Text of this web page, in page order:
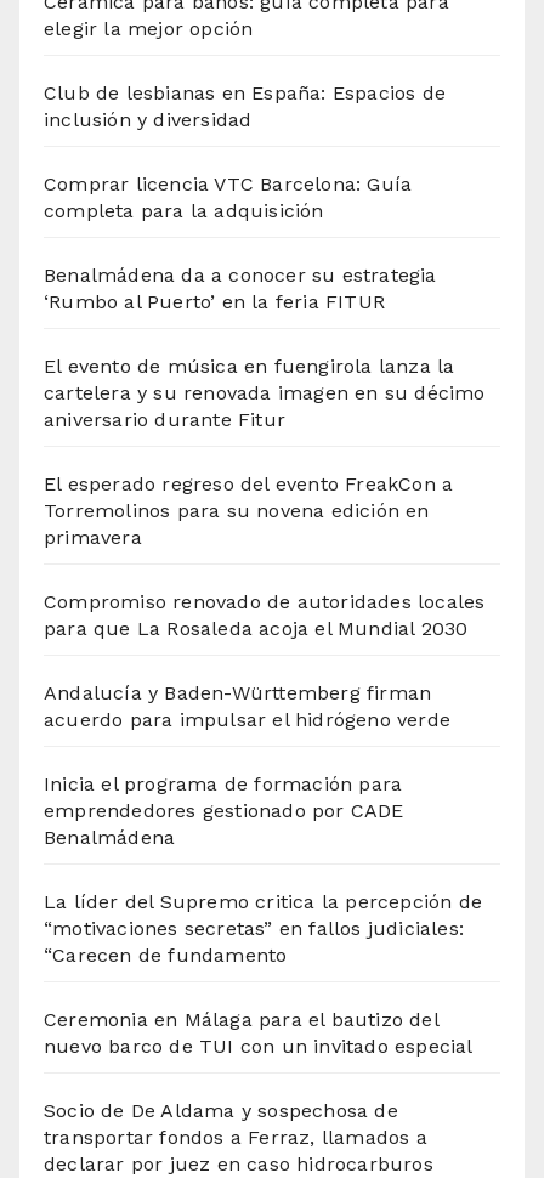
elegir la mejor opción
Club de lesbianas en España: Espacios de
inclusión y diversidad
Comprar licencia VTC Barcelona: Guía
completa para la adquisición
Benalmádena da a conocer su estrategia
‘Rumbo al Puerto’ en la feria FITUR
El evento de música en fuengirola lanza la
cartelera y su renovada imagen en su décimo
aniversario durante Fitur
El esperado regreso del evento FreakCon a
Torremolinos para su novena edición en
primavera
Compromiso renovado de autoridades locales
para que La Rosaleda acoja el Mundial 2030
Andalucía y Baden-Württemberg firman
acuerdo para impulsar el hidrógeno verde
Inicia el programa de formación para
emprendedores gestionado por CADE
Benalmádena
La líder del Supremo critica la percepción de
“motivaciones secretas” en fallos judiciales:
“Carecen de fundamento
Ceremonia en Málaga para el bautizo del
nuevo barco de TUI con un invitado especial
Socio de De Aldama y sospechosa de
transportar fondos a Ferraz, llamados a
declarar por juez en caso hidrocarburos